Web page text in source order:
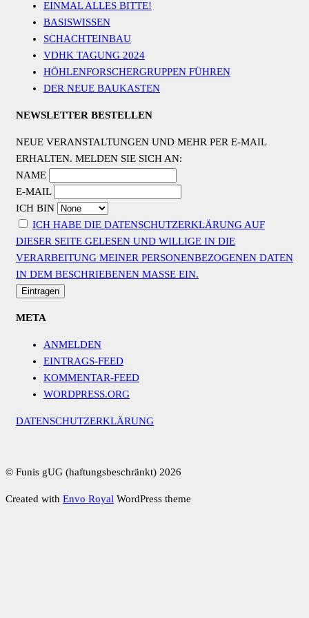
EINMAL ALLES BITTE!
BASISWISSEN
SCHACHTEINBAU
VDHK TAGUNG 2024
HÖHLENFORSCHERGRUPPEN FÜHREN
DER NEUE BAUKASTEN
NEWSLETTER BESTELLEN
NEUE VERANSTALTUNGEN UND MEHR PER E-MAIL
ERHALTEN. MELDEN SIE SICH AN:
NAME
E-MAIL
ICH BIN
ICH HABE DIE DATENSCHUTZERKLÄRUNG AUF
DIESER SEITE GELESEN UND WILLIGE IN DIE
VERARBEITUNG MEINER PERSONENBEZOGENEN DATEN
IN DEM BESCHRIEBENEN MASSE EIN.
META
ANMELDEN
EINTRAGS-FEED
KOMMENTAR-FEED
WORDPRESS.ORG
DATENSCHUTZERKLÄRUNG
© Funis gUG (haftungsbeschränkt) 2026
Created with Envo Royal WordPress theme